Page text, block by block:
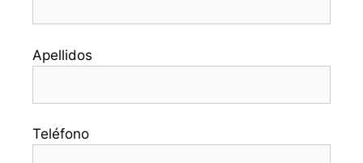
Apellidos
Teléfono